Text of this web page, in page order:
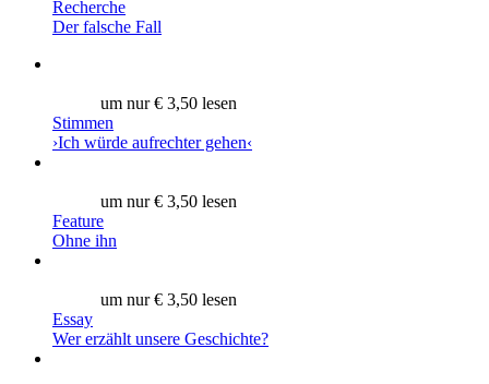
Recherche
Der falsche Fall
um nur € 3,50 lesen
Stimmen
›Ich würde aufrechter gehen‹
um nur € 3,50 lesen
Feature
Ohne ihn
um nur € 3,50 lesen
Essay
Wer erzählt unsere Geschichte?